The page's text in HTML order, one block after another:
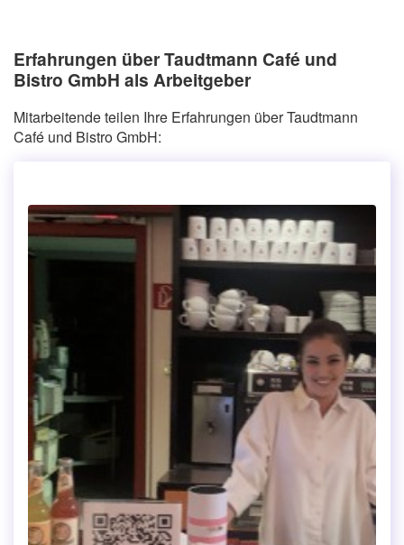
Erfahrungen über Taudtmann Café und
Bistro GmbH als Arbeitgeber
Mitarbeitende teilen Ihre Erfahrungen über Taudtmann
Café und Bistro GmbH: